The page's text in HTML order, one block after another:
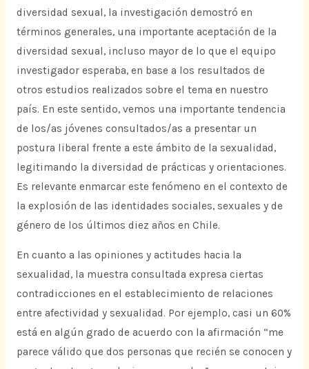
diversidad sexual, la investigación demostró en
términos generales, una importante aceptación de la
diversidad sexual, incluso mayor de lo que el equipo
investigador esperaba, en base a los resultados de
otros estudios realizados sobre el tema en nuestro
país. En este sentido, vemos una importante tendencia
de los/as jóvenes consultados/as a presentar un
postura liberal frente a este ámbito de la sexualidad,
legitimando la diversidad de prácticas y orientaciones.
Es relevante enmarcar este fenómeno en el contexto de
la explosión de las identidades sociales, sexuales y de
género de los últimos diez años en Chile.
En cuanto a las opiniones y actitudes hacia la
sexualidad, la muestra consultada expresa ciertas
contradicciones en el establecimiento de relaciones
entre afectividad y sexualidad. Por ejemplo, casi un 60%
está en algún grado de acuerdo con la afirmación “me
parece válido que dos personas que recién se conocen y